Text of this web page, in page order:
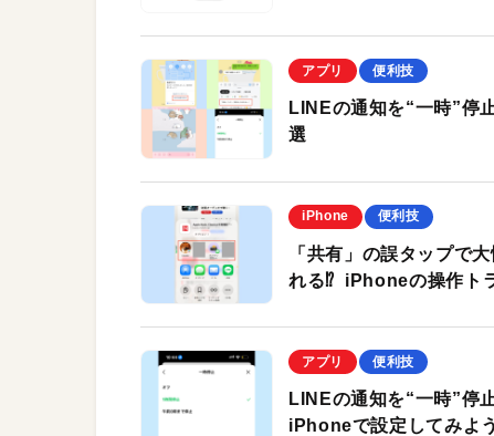
アプリ 便利技
LINEの通知を“一時”停
選
iPhone 便利技
「共有」の誤タップで
れる⁉︎ iPhoneの操作ト
アプリ 便利技
LINEの通知を“一時”停
iPhoneで設定してみよ